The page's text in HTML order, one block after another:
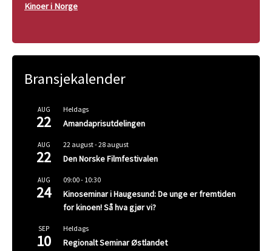
Kinoer i Norge
Bransjekalender
AUG
22
Heldags
Amandaprisutdelingen
AUG
22
22 august-28 august
Den Norske Filmfestivalen
AUG
24
09:00- 10:30
Kinoseminar i Haugesund: De unge er fremtiden
for kinoen! Så hva gjør vi?
SEP
10
Heldags
Regionalt Seminar Østlandet